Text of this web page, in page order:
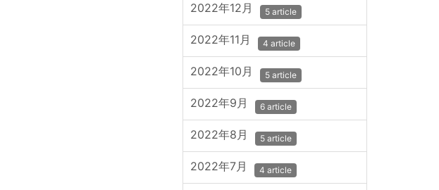
2022年12月 5 article
2022年11月 4 article
2022年10月 5 article
2022年9月 6 article
2022年8月 5 article
2022年7月 4 article